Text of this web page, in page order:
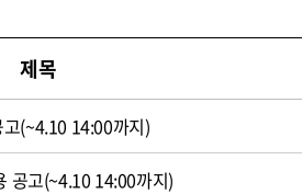
제목
(~4.10 14:00까지)
공고(~4.10 14:00까지)